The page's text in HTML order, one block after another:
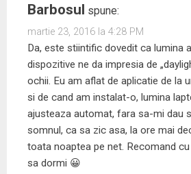
Barbosul spune:
martie 23, 2016 la 4:28 PM
Da, este stiintific dovedit ca lumina
dispozitive ne da impresia de
ochii. Eu am aflat de aplicatie de la
si de cand am instalat-o, lumina
ajusteaza automat, fara sa-mi dau
somnul, ca sa zic asa, la ore mai
toata noaptea pe net. Recomand
sa dormi 😀